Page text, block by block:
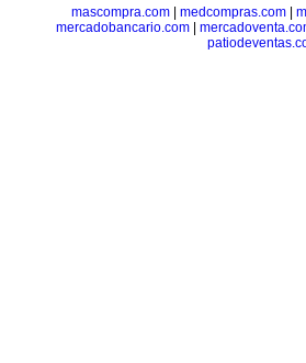
mascompra.com| medcompras.com|
mercadobancario.com|